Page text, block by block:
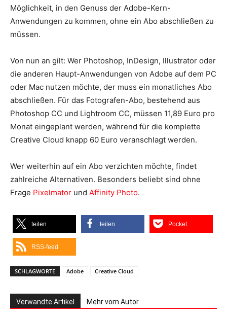
Möglichkeit, in den Genuss der Adobe-Kern-
Anwendungen zu kommen, ohne ein Abo abschließen zu
müssen.
Von nun an gilt: Wer Photoshop, InDesign, Illustrator oder
die anderen Haupt-Anwendungen von Adobe auf dem PC
oder Mac nutzen möchte, der muss ein monatliches Abo
abschließen. Für das Fotografen-Abo, bestehend aus
Photoshop CC und Lightroom CC, müssen 11,89 Euro pro
Monat eingeplant werden, während für die komplette
Creative Cloud knapp 60 Euro veranschlagt werden.
Wer weiterhin auf ein Abo verzichten möchte, findet
zahlreiche Alternativen. Besonders beliebt sind ohne
Frage Pixelmator und Affinity Photo.
teilen teilen Pocket
RSS-feed
SCHLAGWORTE Adobe Creative Cloud
Verwandte Artikel Mehr vom Autor